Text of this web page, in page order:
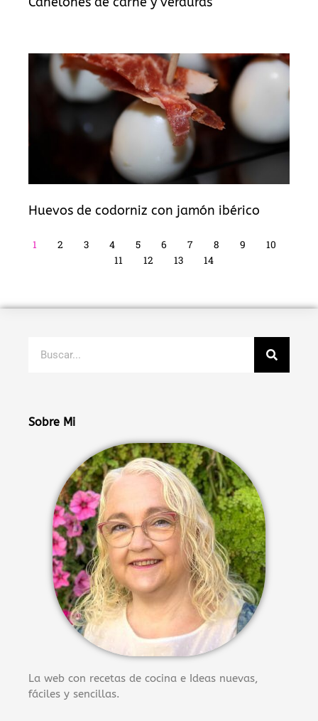
Huevos de codorniz con jamón ibérico
1 2 3 4 5 6 7 8 9
10
11
12 13 14
Sobre Mi
La web con recetas de cocina e Ideas nuevas,
fáciles y sencillas.